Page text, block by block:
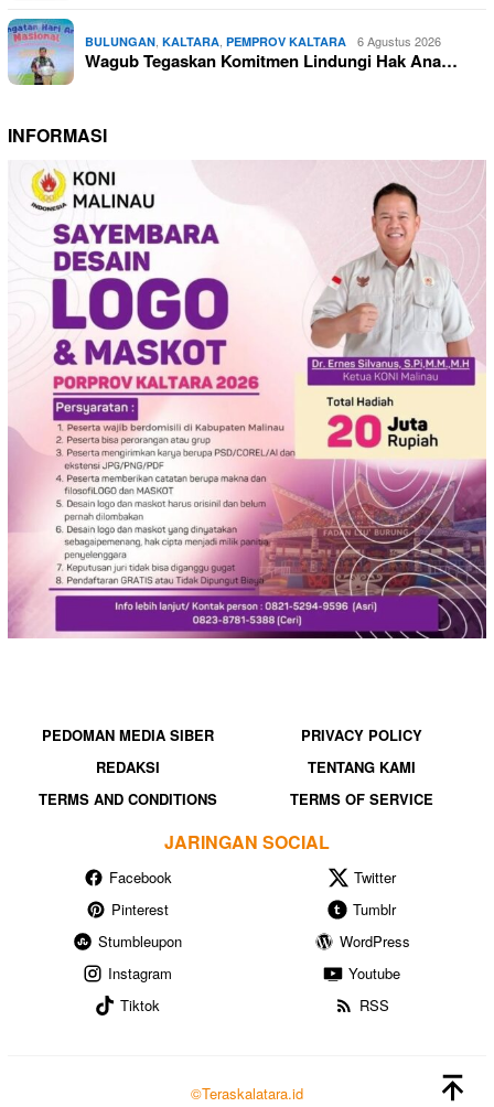
BULUNGAN KALTARA PEMPROV KALTARA 6 Agustus 2026
Wagub Tegaskan Komitmen Lindungi Hak Ana…
INFORMASI
PEDOMAN MEDIA SIBER
PRIVACY POLICY
REDAKSI
TENTANG KAMI
TERMS AND CONDITIONS
TERMS OF SERVICE
JARINGAN SOCIAL
Facebook
Twitter
Pinterest
Tumblr
Stumbleupon
WordPress
Instagram
Youtube
Tiktok
RSS
©Teraskalatara.id